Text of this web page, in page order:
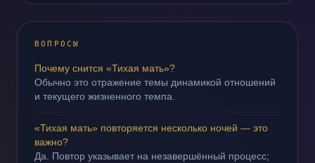
ВОПРОСЫ
Почему снится «Тихая мать»?
Обычно это отражение темы динамикой отношений
и текущего жизненного темпа.
«Тихая мать» повторяется несколько ночей — это
важно?
Да. Повтор указывает на незавершённый процесс;